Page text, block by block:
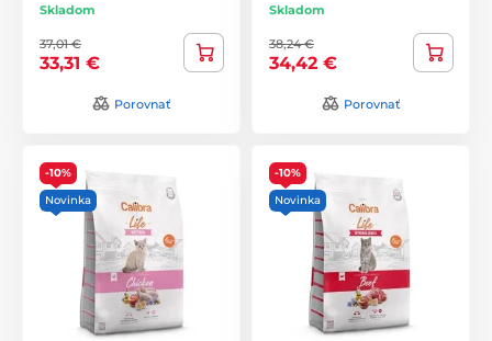
Skladom
37,01 €
33,31 €
Porovnať
Skladom
38,24 €
34,42 €
Porovnať
-10%
Novinka
-10%
Novinka